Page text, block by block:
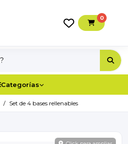
0
Categorías
Set de 4 bases rellenables